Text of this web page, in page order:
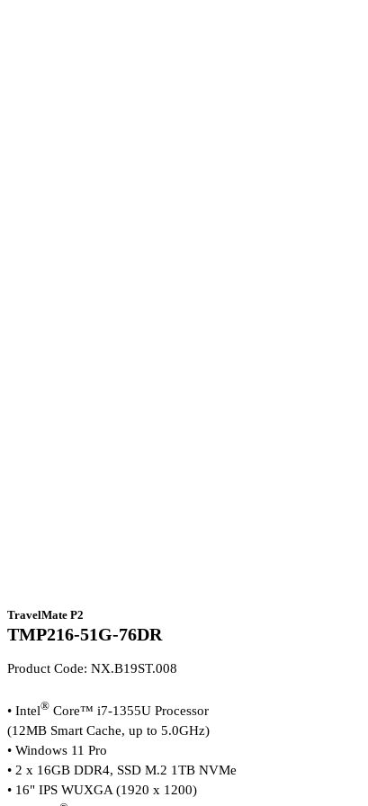
TravelMate P2
TMP216-51G-76DR
Product Code: NX.B19ST.008
• Intel® Core™ i7-1355U Processor
(12MB Smart Cache, up to 5.0GHz)
• Windows 11 Pro
• 2 x 16GB DDR4, SSD M.2 1TB NVMe
• 16" IPS WUXGA (1920 x 1200)